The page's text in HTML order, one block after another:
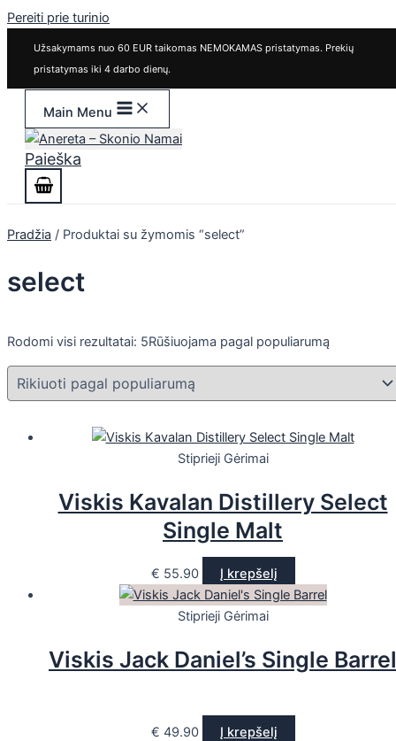
Pereiti prie turinio
Užsakymams nuo 60 EUR taikomas NEMOKAMAS pristatymas. Prekių
pristatymas iki 4 darbo dienų.
Main Menu
Paieška
Pradžia / Produktai su žymomis “select”
select
Rodomi visi rezultatai: 5Rūšiuojama pagal populiarumą
Stiprieji Gėrimai
Viskis Kavalan Distillery Select
Single Malt
€ 55.90 Į krepšelį
Stiprieji Gėrimai
Viskis Jack Daniel’s Single Barrel
€ 49.90 Į krepšelį